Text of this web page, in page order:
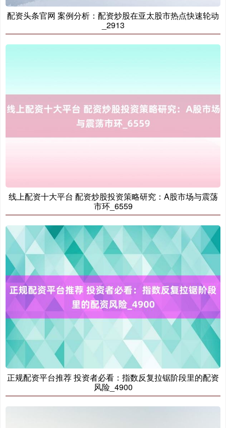
3515.56
国债指数 229.59 -0.00 0.00%
期指IC0 7730.00 -1.00 -0.01%
配资头条官网 案例分析：配资炒股在亚太股市热点快速轮动
_2913
线上配资十大平台 配资炒股投资策略研究：A股市场与震荡
市环_6559
正规配资平台推荐 投资者必看：指数反复拉锯阶段里的配资
风险_4900